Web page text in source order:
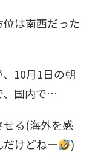
は南西だった
10月1日の朝
、国内で…
せる(海外を感
だけどねー
)